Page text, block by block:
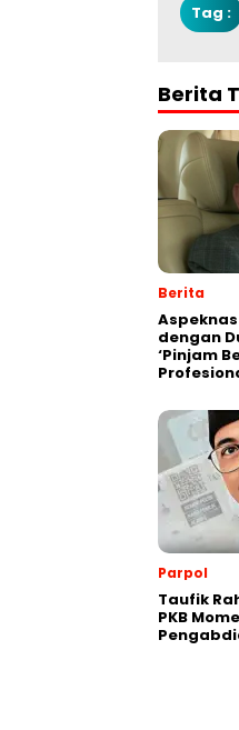
Tag :
Berita
Berita
dengan
‘Pinjam
Parpol
Taufik
PKB